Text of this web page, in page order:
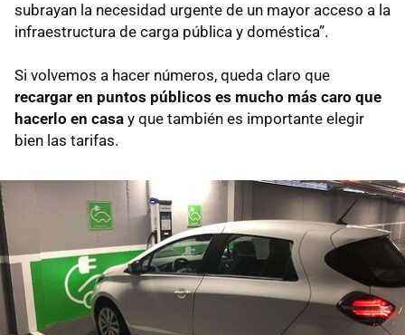
subrayan la necesidad urgente de un mayor acceso a la
infraestructura de carga pública y doméstica”.
Si volvemos a hacer números, queda claro que
recargar en puntos públicos es mucho más caro que
hacerlo en casa y que también es importante elegir
bien las tarifas.